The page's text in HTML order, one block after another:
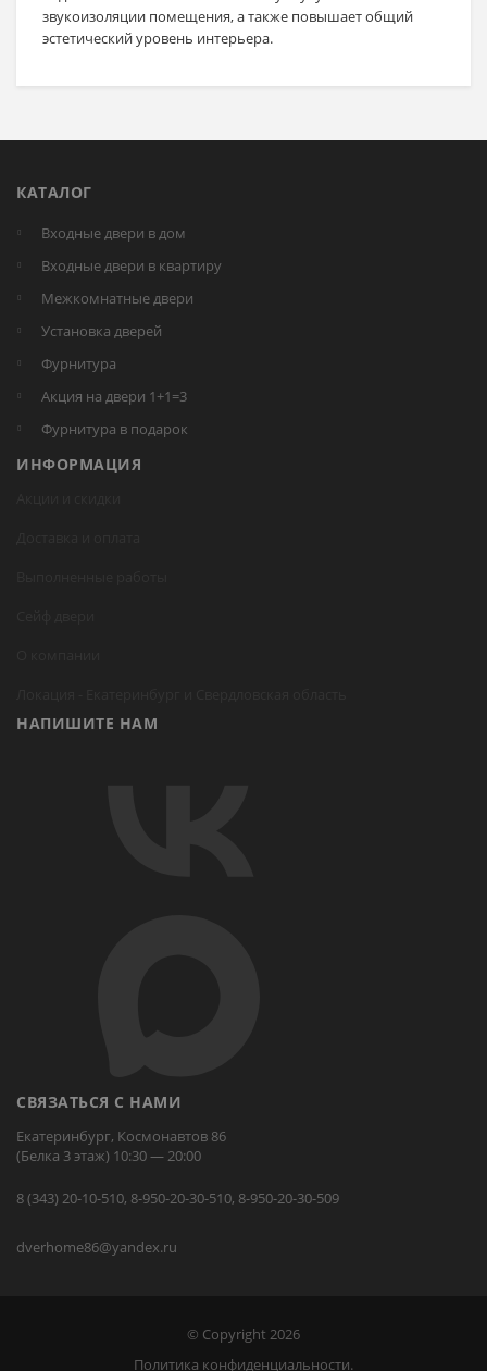
звукоизоляции помещения, а также повышает общий
эстетический уровень интерьера.
КАТАЛОГ
Входные двери в дом
Входные двери в квартиру
Межкомнатные двери
Установка дверей
Фурнитура
Акция на двери 1+1=3
Фурнитура в подарок
ИНФОРМАЦИЯ
НАПИШИТЕ НАМ
СВЯЗАТЬСЯ С НАМИ
Екатеринбург, Космонавтов 86
(Белка 3 этаж) 10:30 — 20:00
8 (343) 20-10-510, 8-950-20-30-510, 8-950-20-30-509
dverhome86@yandex.ru
© Copyright 2026
Политика конфиденциальности.